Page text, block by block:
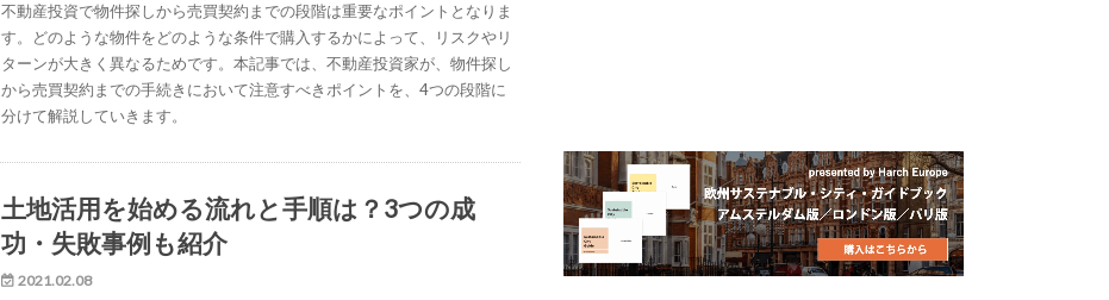
不動産投資で物件探しから売買契約までの段階は重要なポイントとなりま
す。どのような物件をどのような条件で購入するかによって、リスクやリ
ターンが大きく異なるためです。本記事では、不動産投資家が、物件探し
から売買契約までの手続きにおいて注意すべきポイントを、4つの段階に
分けて解説していきます。
土地活用を始める流れと手順は？3つの成
功・失敗事例も紹介
2021.02.08